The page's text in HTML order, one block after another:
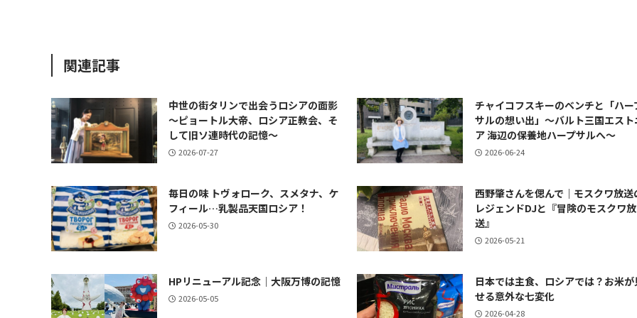
関連記事
中世の街タリンで出会うロシアの面影
～ピョートル大帝、ロシア正教会、そ
して旧ソ連時代の記憶～
2026-07-27
チャイコフスキーのベンチと「ハー
サルの想い出」～バルト三国エスト
ア 海辺の保養地ハープサルへ～
2026-06-24
毎日の味 トヴォローク、スメタナ、ケ
フィール…乳製品天国ロシア！
2026-05-30
西野肇さんを偲んで｜モスクワ放送
レジェンドDJと『冒険のモスクワ放
送』
2026-05-21
HPリニューアル記念｜大阪万博の記憶
2026-05-05
日本では主食、ロシアでは？お米が
せる意外な七変化
2026-04-28